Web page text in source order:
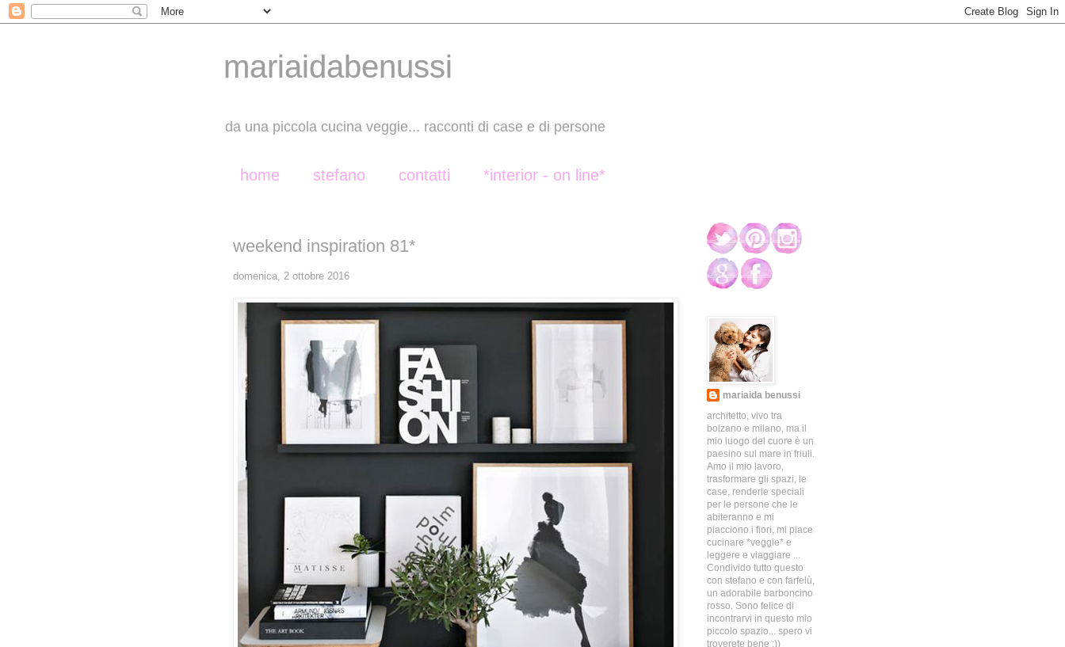
mariaidabenussi
da una piccola cucina veggie... racconti di case e di persone
home stefano contatti *interior - on line*
weekend inspiration 81*
domenica, 2 ottobre 2016
mariaida benussi
architetto, vivo tra
bolzano e milano, ma il
mio luogo del cuore è un
paesino sul mare in friuli.
Amo il mio lavoro,
trasformare gli spazi, le
case, renderle speciali
per le persone che le
abiteranno e mi
piacciono i fiori, mi piace
cucinare *veggie* e
leggere e viaggiare ...
Condivido tutto questo
con stefano e con farfelù,
un adorabile barboncino
rosso. Sono felice di
incontrarvi in questo mio
piccolo spazio... spero vi
troverete bene :))